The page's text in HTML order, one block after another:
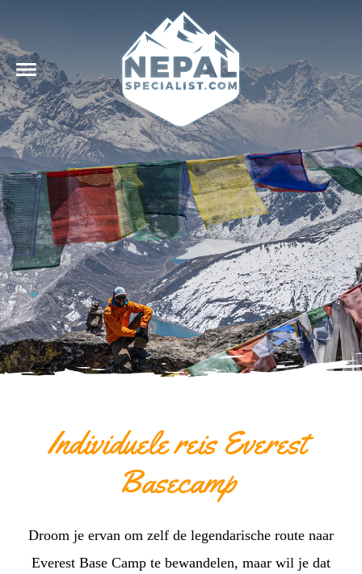
Individuele reis Everest
Basecamp
Droom je ervan om zelf de legendarische route naar
Everest Base Camp te bewandelen, maar wil je dat